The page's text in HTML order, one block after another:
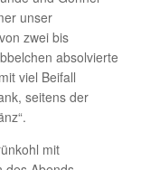
unser
zwei bis
absolvierte
viel Beifall
seitens der
mit